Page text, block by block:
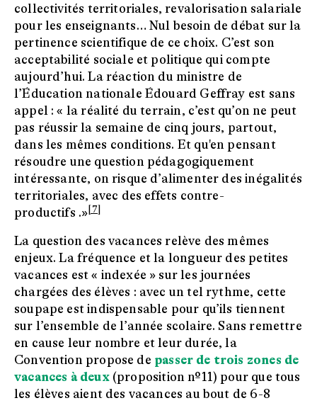
collectivités territoriales, revalorisation salariale
pour les enseignants… Nul besoin de débat sur la
pertinence scientifique de ce choix. C’est son
acceptabilité sociale et politique qui compte
aujourd’hui. La réaction du ministre de
l’Éducation nationale Édouard Geffray est sans
appel : « la réalité du terrain, c’est qu’on ne peut
pas réussir la semaine de cinq jours, partout,
dans les mêmes conditions. Et qu'en pensant
résoudre une question pédagogiquement
intéressante, on risque d’alimenter des inégalités
territoriales, avec des effets contre-
productifs .»[7]
La question des vacances relève des mêmes
enjeux. La fréquence et la longueur des petites
vacances est « indexée » sur les journées
chargées des élèves : avec un tel rythme, cette
soupape est indispensable pour qu’ils tiennent
sur l’ensemble de l’année scolaire. Sans remettre
en cause leur nombre et leur durée, la
Convention propose de passer de trois zones de
vacances à deux(proposition nº11) pour que tous
les élèves aient des vacances au bout de 6-8